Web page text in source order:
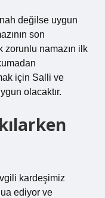
değilse uygun
son
zorunlu namazın ilk
için Salli ve
olacaktır.
kardeşimiz
ediyor ve